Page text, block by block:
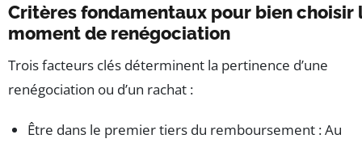
Critères fondamentaux pour bien choisir
moment de renégociation
Trois facteurs clés déterminent la pertinence d’une
renégociation ou d’un rachat :
Être dans le premier tiers du remboursement : Au